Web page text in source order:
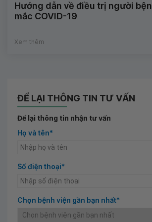
Hướng dẫn về điều trị người
mắc COVID-19
Xem thêm
ĐỂ LẠI THÔNG TIN TƯ VẤN
Để lại thông tin nhận tư vấn
Họ và tên*
Số điện thoại*
Chọn bệnh viện gần bạn nhất*